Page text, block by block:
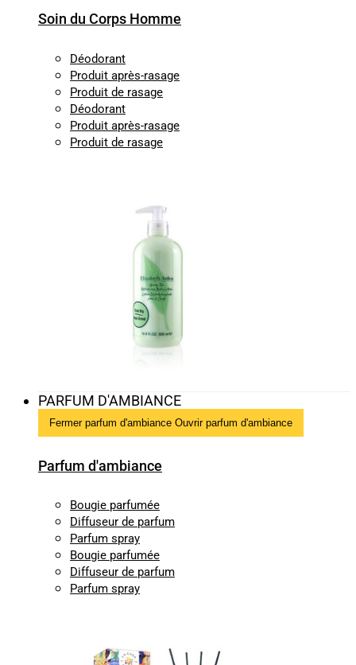
Soin du Corps Homme
Déodorant
Produit après-rasage
Produit de rasage
Déodorant
Produit après-rasage
Produit de rasage
PARFUM D'AMBIANCE
Fermer parfum d'ambiance Ouvrir parfum d'ambiance
Parfum d'ambiance
Bougie parfumée
Diffuseur de parfum
Parfum spray
Bougie parfumée
Diffuseur de parfum
Parfum spray